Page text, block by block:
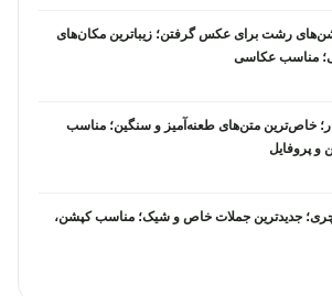
رشت برای عکس گرفتن؛ زیباترین مکان‌های
مناسب عکاسی
خاص‌ترین متن‌های طعنه‌آمیز و سنگین؛ مناسب
و پروفایل
جدیدترین جملات خاص و شیک؛ مناسب کپشن،